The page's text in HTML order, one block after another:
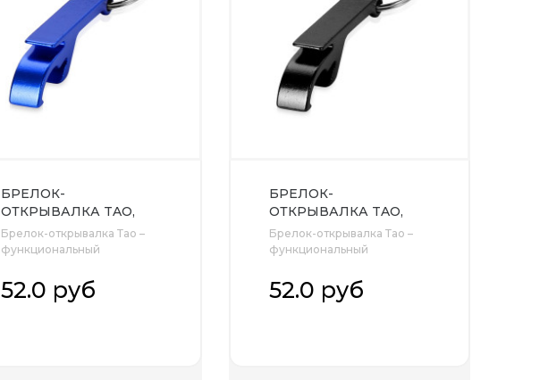
БРЕЛОК-
ОТКРЫВАЛКА TAO,
СИНИЙ
Брелок-открывалка Тао –
функциональный
52.0 руб
БРЕЛОК-
ОТКРЫВАЛКА TAO,
ЧЕРНЫЙ
Брелок-открывалка Тао –
функциональный
52.0 руб